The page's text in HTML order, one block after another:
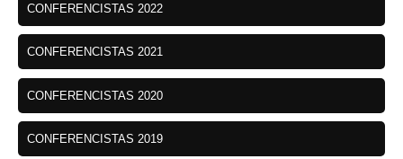
CONFERENCISTAS 2022
CONFERENCISTAS 2021
CONFERENCISTAS 2020
CONFERENCISTAS 2019